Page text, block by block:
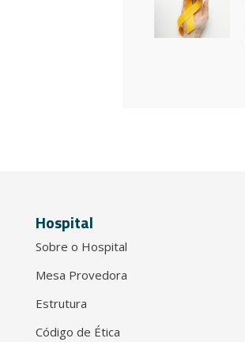
Hospital
Sobre o Hospital
Mesa Provedora
Estrutura
Código de Ética